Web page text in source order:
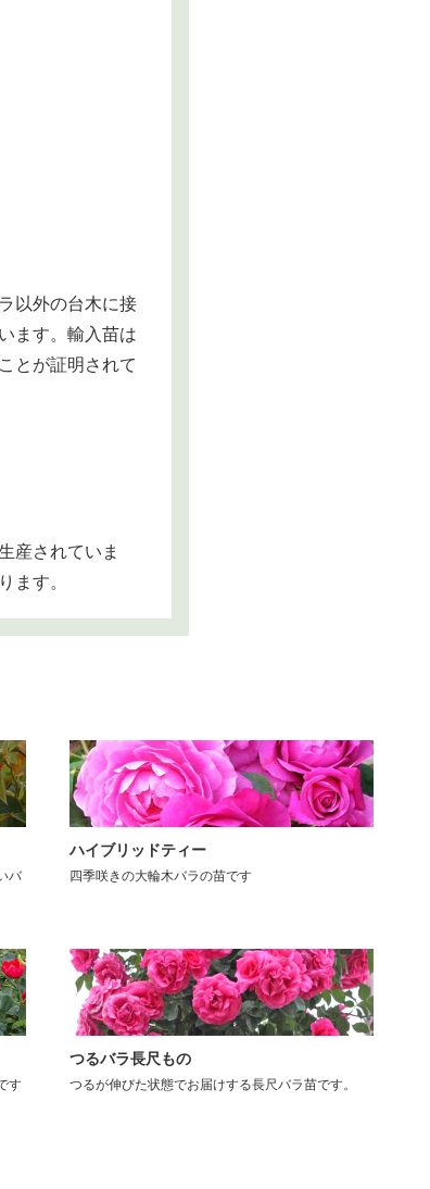
以外の台木に接
ます。輸入苗は
とが証明されて
産されていま
ます。
バ
ハイブリッドティー
四季咲きの大輪木バラの苗です
す
つるバラ長尺もの
つるが伸びた状態でお届けする長尺バラ苗です。